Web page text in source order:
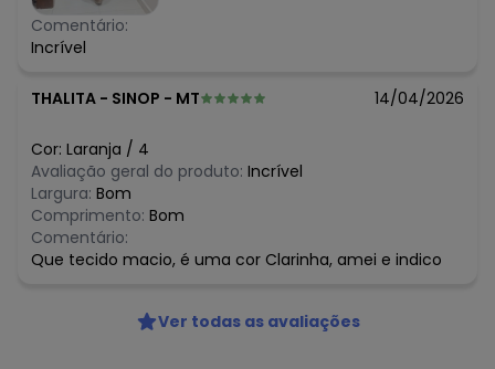
Comentário:
Incrível
THALITA - SINOP - MT 14/04/2026
Cor: Laranja / 4
Avaliação geral do produto: Incrível
Largura: Bom
Comprimento: Bom
Comentário:
Que tecido macio, é uma cor Clarinha, amei e indico
Ver todas as avaliações